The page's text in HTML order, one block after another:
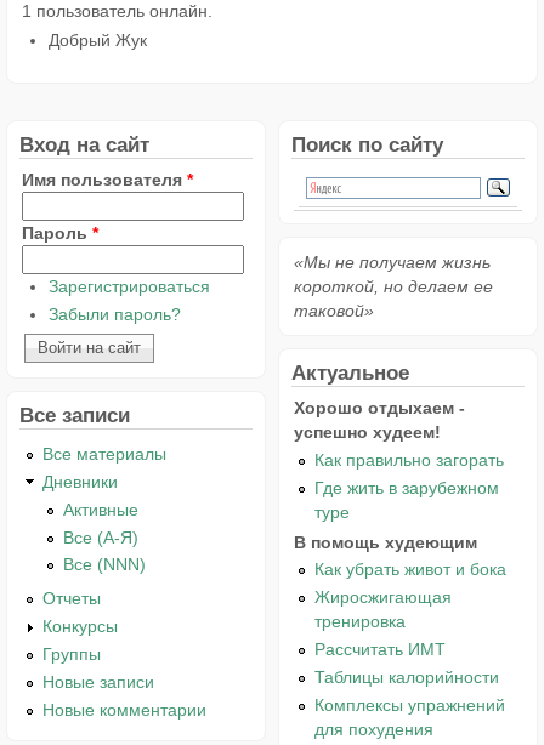
1 пользователь онлайн.
Добрый Жук
Вход на сайт
Имя пользователя *
Пароль *
Зарегистрироваться
Забыли пароль?
Все записи
Все материалы
Дневники
Активные
Все (А-Я)
Все (NNN)
Отчеты
Конкурсы
Группы
Новые записи
Новые комментарии
Поиск по сайту
«Мы не получаем жизнь
короткой, но делаем ее
таковой»
Актуальное
Хорошо отдыхаем -
успешно худеем!
Как правильно загорать
Где жить в зарубежном
туре
В помощь худеющим
Как убрать живот и бока
Жиросжигающая
тренировка
Рассчитать ИМТ
Таблицы калорийности
Комплексы упражнений
для похудения